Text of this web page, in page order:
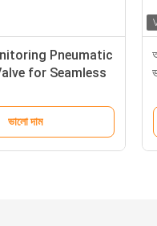
Pneumatic
for Seamless
ভালো দাম